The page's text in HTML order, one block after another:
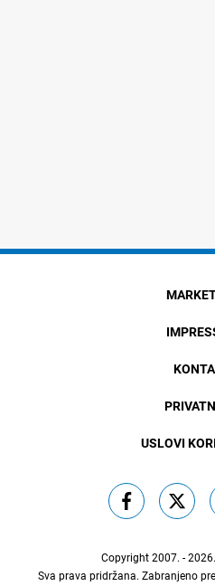
USLOVI
Copyright 2007. - 2026.
Sva prava pridržana. Zabranjeno